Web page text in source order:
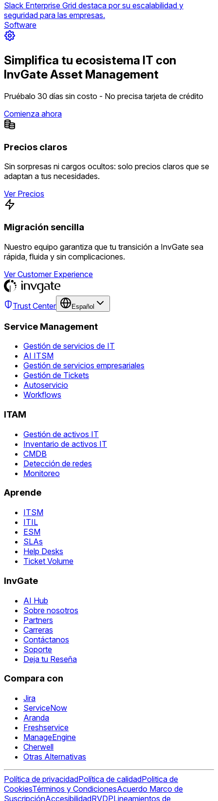
Slack Enterprise Grid destaca por su escalabilidad y
seguridad para las empresas.
Software
Simplifica tu ecosistema IT con
InvGate Asset Management
Pruébalo 30 días sin costo - No precisa tarjeta de crédito
Comienza ahora
Precios claros
Sin sorpresas ni cargos ocultos: solo precios claros que se
adaptan a tus necesidades.
Ver Precios
Migración sencilla
Nuestro equipo garantiza que tu transición a InvGate sea
rápida, fluida y sin complicaciones.
Ver Customer Experience
Trust Center Español
Service Management
Gestión de servicios de IT
AI ITSM
Gestión de servicios empresariales
Gestión de Tickets
Autoservicio
Workflows
ITAM
Gestión de activos IT
Inventario de activos IT
CMDB
Detección de redes
Monitoreo
Aprende
ITSM
ITIL
ESM
SLAs
Help Desks
Ticket Volume
InvGate
AI Hub
Sobre nosotros
Partners
Carreras
Contáctanos
Soporte
Deja tu Reseña
Compara con
Jira
ServiceNow
Aranda
Freshservice
ManageEngine
Cherwell
Otras Alternativas
Política de privacidadPolítica de calidadPolitica de
CookiesTérminos y CondicionesAcuerdo Marco de
SuscripciónAccesibilidadRVDPLineamientos de